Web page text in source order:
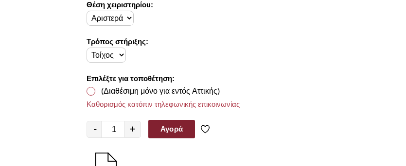
Θέση χειριστηρίου:
Τρόπος στήριξης:
Επιλέξτε για τοποθέτηση:
(Διαθέσιμη μόνο για εντός Αττικής)
Καθορισμός κατόπιν τηλεφωνικής επικοινωνίας
- + Αγορά